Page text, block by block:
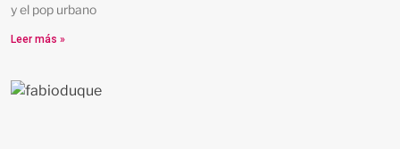
y el pop urbano
Leer más »